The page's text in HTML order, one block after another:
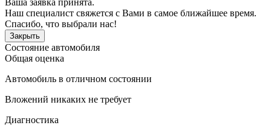
Наш специалист свяжется с Вами в самое ближайшее время.
Спасибо, что выбрали нас!
Закрыть
Состояние автомобиля
Общая оценка
Автомобиль в отличном состоянии
Вложений никаких не требует
Диагностика